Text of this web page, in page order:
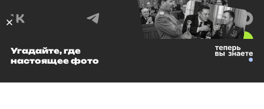
© 1999–2026 Все права защищены.
Угадайте, где
настоящее фото